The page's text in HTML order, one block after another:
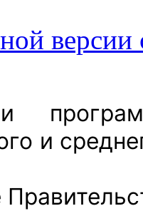
версии
и